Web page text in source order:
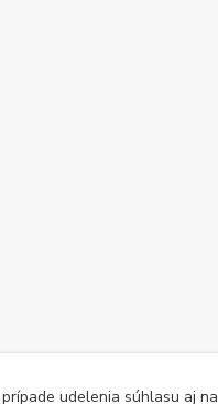
udelenia súhlasu aj na